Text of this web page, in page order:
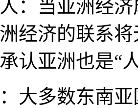
：当亚洲经
经济的联系
认亚洲也是“
：大多数东南